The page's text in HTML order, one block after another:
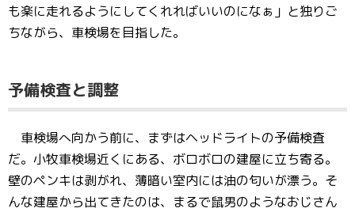
も楽に走れるようにしてくれればいいのになぁ」と独りご
ちながら、車検場を目指した。
予備検査と調整
車検場へ向かう前に、まずはヘッドライトの予備検査
だ。小牧車検場近くにある、ボロボロの建屋に立ち寄る。
壁のペンキは剥がれ、薄暗い室内には油の匂いが漂う。そ
んな建屋から出てきたのは、まるで鼠男のようなおじさん